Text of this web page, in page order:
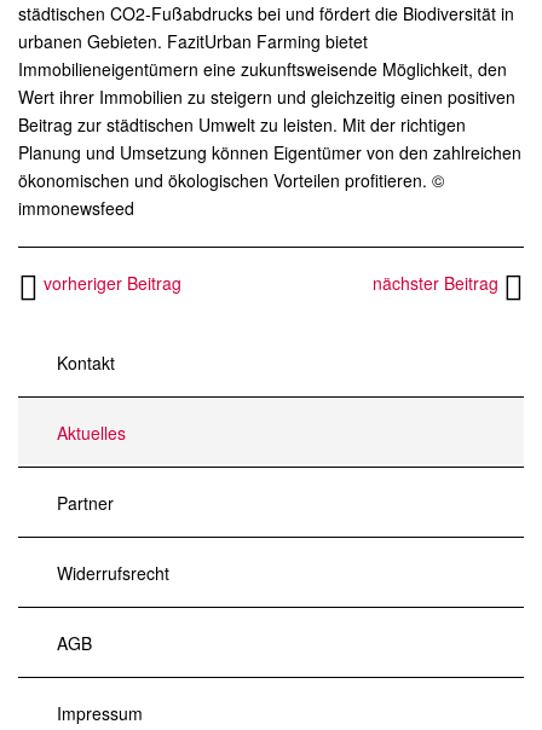
städtischen CO2-Fußabdrucks bei und fördert die Biodiversität in
urbanen Gebieten. FazitUrban Farming bietet
Immobilieneigentümern eine zukunftsweisende Möglichkeit, den
Wert ihrer Immobilien zu steigern und gleichzeitig einen positiven
Beitrag zur städtischen Umwelt zu leisten. Mit der richtigen
Planung und Umsetzung können Eigentümer von den zahlreichen
ökonomischen und ökologischen Vorteilen profitieren. ©
immonewsfeed
vorheriger Beitrag nächster Beitrag
Kontakt
Aktuelles
Partner
Widerrufsrecht
AGB
Impressum